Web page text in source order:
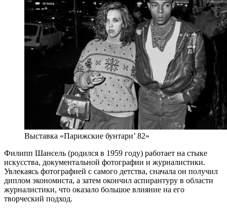
Выставка «Парижские бунтари’ 82»
Филипп Шансель (родился в 1959 году) работает на стыке
искусства, документальной фотографии и журналистики.
Увлекаясь фотографией с самого детства, сначала он получил
диплом экономиста, а затем окончил аспирантуру в области
журналистики, что оказало большое влияние на его
творческий подход.